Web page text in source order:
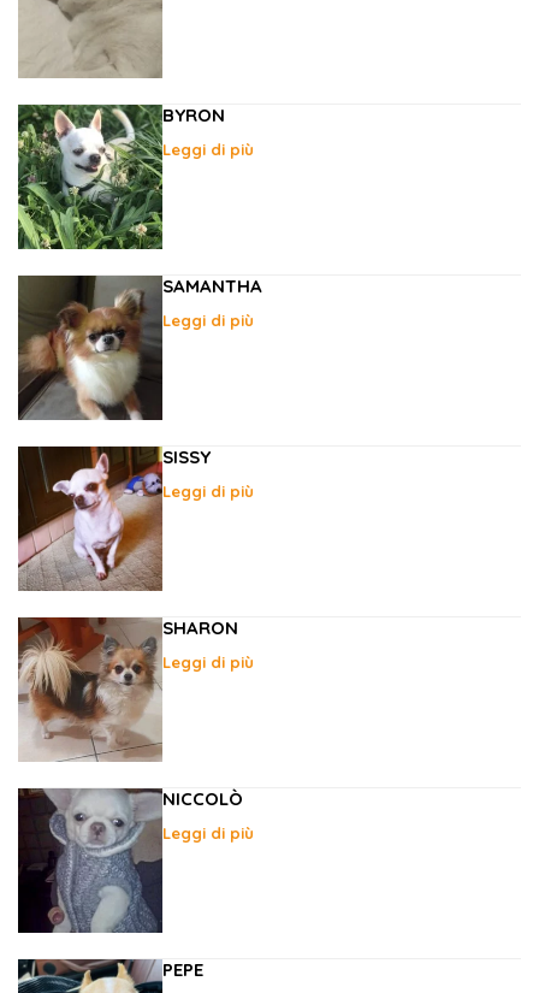
BYRON
Leggi di più
SAMANTHA
Leggi di più
SISSY
Leggi di più
SHARON
Leggi di più
NICCOLÒ
Leggi di più
PEPE